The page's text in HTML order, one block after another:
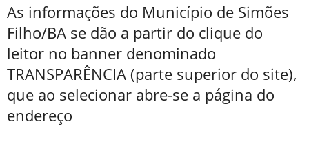
As informações do Município de Simões
Filho/BA se dão a partir do clique do
leitor no banner denominado
TRANSPARÊNCIA (parte superior do site),
que ao selecionar abre-se a página do
endereço